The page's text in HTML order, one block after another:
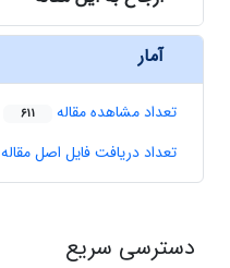
آمار
تعداد مشاهده مقاله 611
تعداد دریافت فایل اصل مقاله
دسترسی سریع